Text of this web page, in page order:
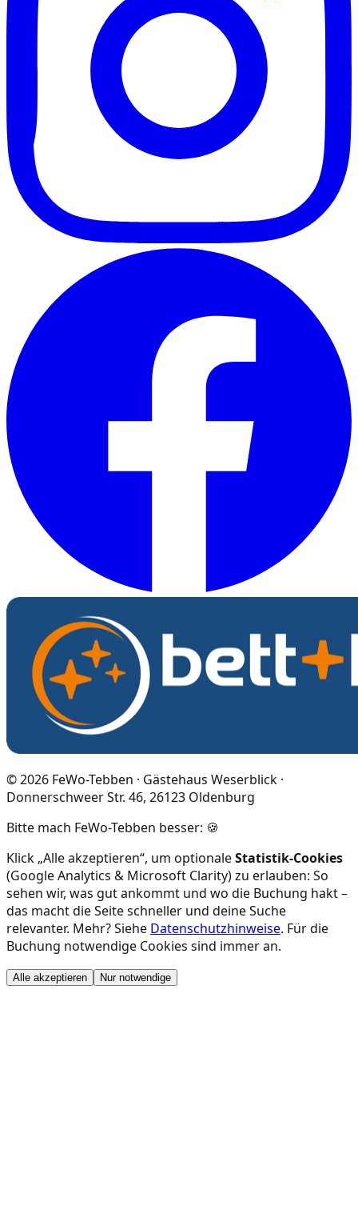
©2026 FeWo-Tebben · Gästehaus Weserblick ·
Donnerschweer Str. 46, 26123 Oldenburg
Bitte mach FeWo-Tebben besser: 🍪
Klick „Alle akzeptieren“, um optionaleStatistik-Cookies
(Google Analytics & Microsoft Clarity) zu erlauben: So
sehen wir, was gut ankommt und wo die Buchung hakt –
das macht die Seite schneller und deine Suche
relevanter. Mehr? Siehe Datenschutzhinweise. Für die
Buchung notwendige Cookies sind immer an.
Alle akzeptieren Nur notwendige